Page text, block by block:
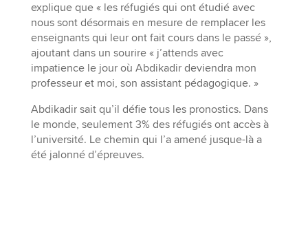
explique que « les réfugiés qui ont étudié avec
nous sont désormais en mesure de remplacer les
enseignants qui leur ont fait cours dans le passé »,
ajoutant dans un sourire « j’attends avec
impatience le jour où Abdikadir deviendra mon
professeur et moi, son assistant pédagogique. »
Abdikadir sait qu’il défie tous les pronostics. Dans
le monde, seulement 3% des réfugiés ont accès à
l’université. Le chemin qui l’a amené jusque-là a
été jalonné d’épreuves.